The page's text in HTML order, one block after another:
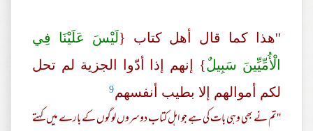
''ھذا کما قال أھل کتاب {لَيْسَ عَلَيْنَا فِي
الْأُمِّيِّينَ سَبِيلٌ} إنھم إذا أدّوا الجزیة لم تحل
لکم أموالھم إلا بطیب أنفسھم9
''تم نے بھی وہی بات کی ہے جو اہل کتاب دوسروں لوگوں کے بارے میں کہتے